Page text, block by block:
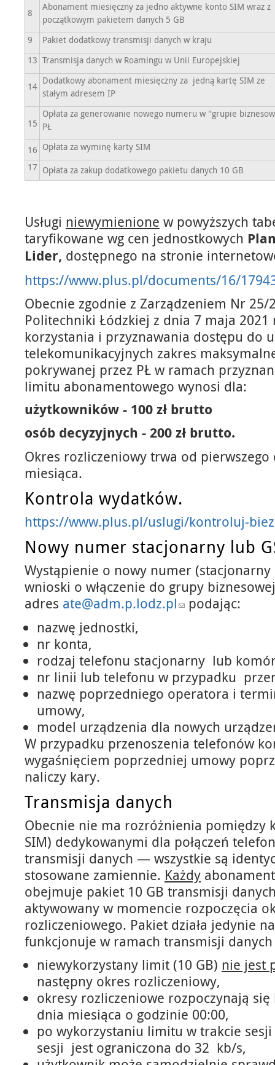
8
Abonament miesięczny za jedno aktywne konto SIM wraz z
początkowym pakietem danych 5 GB
9
Pakiet dodatkowy transmisji danych w kraju
13 Transmisja danych w Roamingu w Unii Europejskiej
14
Dodatkowy abonament miesięczny za jedną kartę SIM ze
stałym adresem IP
15
Opłata za generowanie nowego numeru w "grupie
PŁ
16 Opłata za wyminę karty SIM
17 Opłata za zakup dodatkowego pakietu danych 10 GB
Usługi niewymienione w powyższych
taryfikowane wg cen jednostkowych
Lider, dostępnego na stronie
https://www.plus.pl/documents/16/
Obecnie zgodnie z Zarządzeniem Nr 25/
Politechniki Łódzkiej z dnia 7 maja 2021
korzystania i przyznawania dostępu do
telekomunikacyjnych zakres
pokrywanej przez PŁ w ramach
limitu abonamentowego wynosi dla:
użytkowników - 100 zł brutto
osób decyzyjnych - 200 zł brutto.
Okres rozliczeniowy trwa od
miesiąca.
Kontrola wydatków.
https://www.plus.pl/uslugi/kontroluj-
Nowy numer stacjonarny lub
Wystąpienie o nowy numer (stacjonarny
wnioski o włączenie do grupy
adres ate@adm.p.lodz.pl
podając:
nazwę jednostki,
nr konta,
rodzaj telefonu stacjonarny lub
nr linii lub telefonu w przypadku
nazwę poprzedniego operatora i
umowy,
model urządzenia dla nowych
W przypadku przenoszenia telefonów
wygaśnięciem poprzedniej umowy
naliczy kary.
Transmisja danych
Obecnie nie ma rozróżnienia pomiędzy
SIM) dedykowanymi dla połączeń
transmisji danych — wszystkie są
stosowane zamiennie. Każdy
obejmuje pakiet 10 GB transmisji
aktywowany w momencie rozpoczęcia
rozliczeniowego. Pakiet działa jedynie
funkcjonuje w ramach transmisji
niewykorzystany limit (10 GB) nie jest
następny okres rozliczeniowy,
okresy rozliczeniowe rozpoczynają się
dnia miesiąca o godzinie 00:00,
po wykorzystaniu limitu w trakcie
sesji jest ograniczona do 32 kb/s,